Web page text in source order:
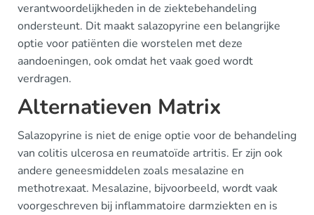
verantwoordelijkheden in de ziektebehandeling
ondersteunt. Dit maakt salazopyrine een belangrijke
optie voor patiënten die worstelen met deze
aandoeningen, ook omdat het vaak goed wordt
verdragen.
Alternatieven Matrix
Salazopyrine is niet de enige optie voor de behandeling
van colitis ulcerosa en reumatoïde artritis. Er zijn ook
andere geneesmiddelen zoals mesalazine en
methotrexaat. Mesalazine, bijvoorbeeld, wordt vaak
voorgeschreven bij inflammatoire darmziekten en is